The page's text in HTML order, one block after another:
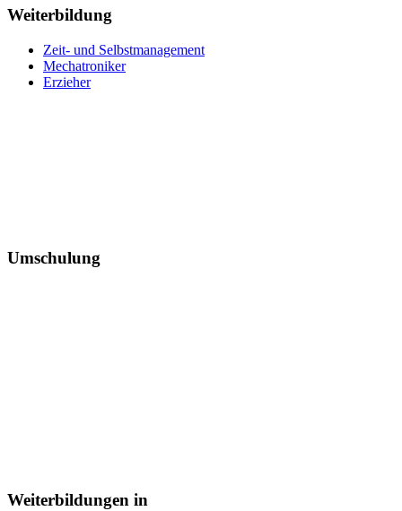
Weiterbildung
Zeit- und Selbstmanagement
Mechatroniker
Erzieher
Umschulung
Weiterbildungen in